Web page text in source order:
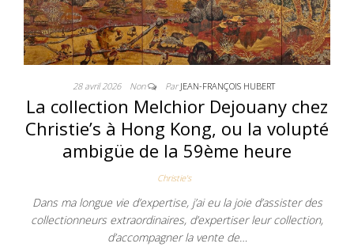
28 avril 2026 Non ParJEAN-FRANÇOIS HUBERT
La collection Melchior Dejouany chez
Christie’s à Hong Kong, ou la volupté
ambigüe de la 59ème heure
Christie's
Dans ma longue vie d’expertise, j’ai eu la joie d’assister des
collectionneurs extraordinaires, d’expertiser leur collection,
d’accompagner la vente de…